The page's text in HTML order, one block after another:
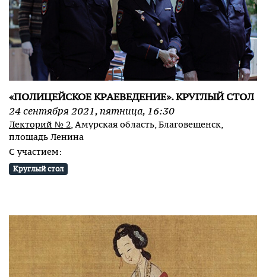
«ПОЛИЦЕЙСКОЕ КРАЕВЕДЕНИЕ». КРУГЛЫЙ СТОЛ
24сентября 2021,пятница, 16:30
Лекторий № 2, Амурская область, Благовещенск,
площадь Ленина
С участием:
Круглый стол